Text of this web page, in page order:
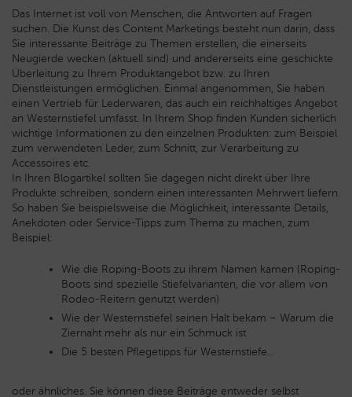
Das Internet ist voll von Menschen, die Antworten auf Fragen
suchen. Die Kunst des Content Marketings besteht nun darin, dass
Sie interessante Beiträge zu Themen erstellen, die einerseits
Neugierde wecken (aktuell sind) und andererseits eine geschickte
Überleitung zu Ihrem Produktangebot bzw. zu Ihren
Dienstleistungen ermöglichen. Einmal angenommen, Sie haben
einen Vertrieb für Lederwaren, das auch ein reichhaltiges Angebot
an Westernstiefel umfasst. In Ihrem Shop finden Kunden sicherlich
wichtige Informationen zu den einzelnen Produkten: zum Beispiel
zum verwendeten Leder, zum Schnitt, zur Verarbeitung zu
Accessoires etc.
In Ihren Blogartikel sollten Sie dagegen nicht direkt über Ihre
Produkte schreiben, sondern einen interessanten Mehrwert liefern.
So haben Sie beispielsweise die Möglichkeit, interessante Details,
Anekdoten oder Service-Tipps zum Thema zu machen, zum
Beispiel:
Wie die Roping-Boots zu ihrem Namen kamen (Roping-
Boots sind spezielle Stiefelvarianten, die vor allem von
Rodeo-Reitern genutzt werden)
Wie der Westernstiefel seinen Halt bekam – Warum die
Ziernaht mehr als nur ein Schmuck ist
Die 5 besten Pflegetipps für Westernstiefe…
oder ähnliches. Sie können diese Beiträge entweder selbst